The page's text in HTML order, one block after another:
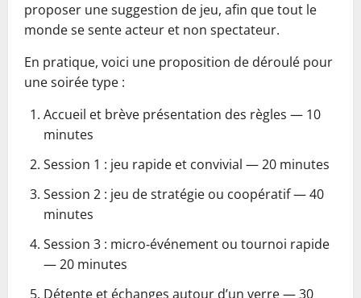
proposer une suggestion de jeu, afin que tout le
monde se sente acteur et non spectateur.
En pratique, voici une proposition de déroulé pour
une soirée type :
Accueil et brève présentation des règles — 10
minutes
Session 1 : jeu rapide et convivial — 20 minutes
Session 2 : jeu de stratégie ou coopératif — 40
minutes
Session 3 : micro‑événement ou tournoi rapide
— 20 minutes
Détente et échanges autour d’un verre — 30